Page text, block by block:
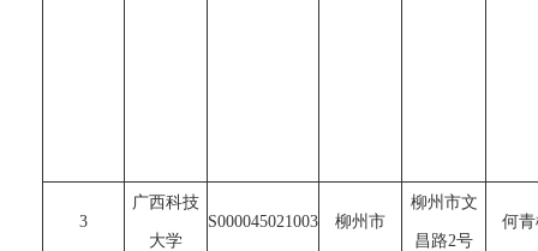
3
广西科技
大学
S000045021003 柳州市
柳州市文
昌路2号
何